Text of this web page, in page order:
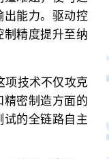
出能力。驱动控
精度提升至纳
项技术不仅攻克
密制造方面的
的全链路自主